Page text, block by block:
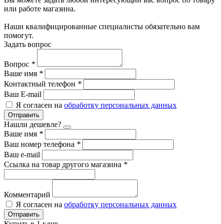
или работе магазина.
Наши квалифицированные специалисты обязательно вам
помогут.
Задать вопрос
Вопрос *
Ваше имя *
Контактный телефон *
Ваш E-mail
Я согласен на обработку персональных данных
Отправить
Нашли дешевле?
Ваше имя *
Ваш номер телефона *
Ваш e-mail
Ссылка на товар другого магазина *
Комментарий
Я согласен на обработку персональных данных
Отправить